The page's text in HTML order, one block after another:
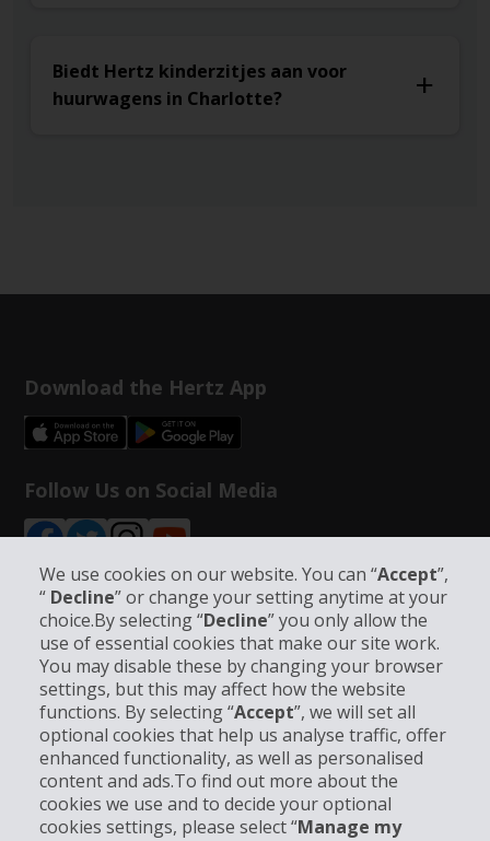
We use cookies on our website. You can “Accept”,
“ Decline” or change your setting anytime at your
choice.By selecting “Decline” you only allow the
use of essential cookies that make our site work.
You may disable these by changing your browser
settings, but this may affect how the website
functions. By selecting “Accept”, we will set all
optional cookies that help us analyse traffic, offer
enhanced functionality, as well as personalised
content and ads.To find out more about the
cookies we use and to decide your optional
cookies settings, please select “Manage my
Biedt Hertz kinderzitjes aan voor
huurwagens in Charlotte?
Download the Hertz App
Follow Us on Social Media
Bedrijfsinformatie
Bedrijf
Klantenservice
Boek bij Hertz